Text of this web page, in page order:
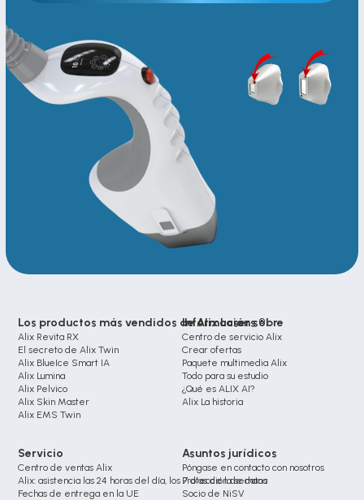
Los productos más vendidos de Alix Lasers ®
Alix Revita RX
El secreto de Alix Twin
Alix BlueIce Smart IA
Alix Lumina
Alix Pelvico
Alix Skin Master
Alix EMS Twin
Información sobre
Centro de servicio Alix
Crear ofertas
Paquete multimedia Alix
Todo para su estudio
¿Qué es ALIX AI?
Alix La historia
Servicio
Centro de ventas Alix
Alix: asistencia las 24 horas del día, los 7 días de la semana
Fechas de entrega en la UE
Asuntos jurídicos
Póngase en contacto con nosotros
Protección de datos
Socio de NiSV